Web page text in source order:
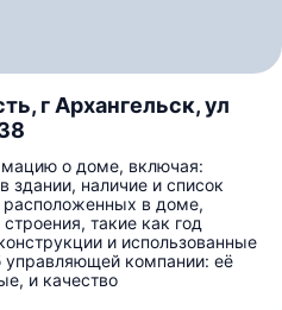
г Архангельск, ул
о доме, включая:
здании, наличие и список
расположенных в доме,
такие как год
и использованные
компании: её
и качество